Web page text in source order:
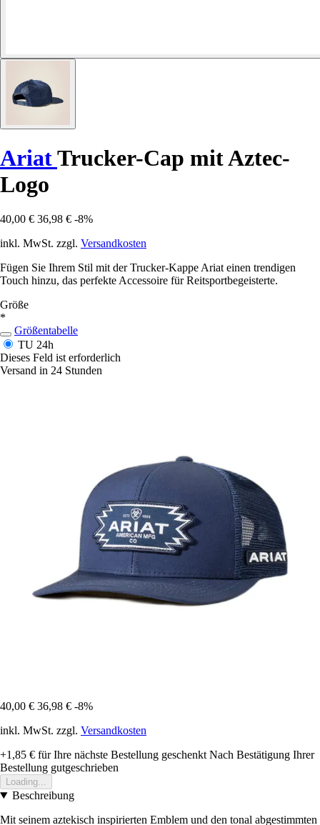
AriatTrucker-Cap mit Aztec-
Logo
40,00 € 36,98 € -8%
inkl. MwSt. zzgl. Versandkosten
Fügen Sie Ihrem Stil mit der Trucker-Kappe Ariat einen trendigen
Touch hinzu, das perfekte Accessoire für Reitsportbegeisterte.
Größe
*
Größentabelle
TU 24h
Dieses Feld ist erforderlich
Versand in 24 Stunden
40,00 € 36,98 € -8%
inkl. MwSt. zzgl. Versandkosten
+1,85 € für Ihre nächste Bestellung geschenkt Nach Bestätigung Ihrer
Bestellung gutgeschrieben
Loading...
Beschreibung
Mit seinem aztekisch inspirierten Emblem und den tonal abgestimmten